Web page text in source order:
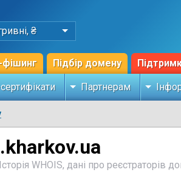
₴
Підбір домену
Партнерам
WHOIS, дані про реєстраторів